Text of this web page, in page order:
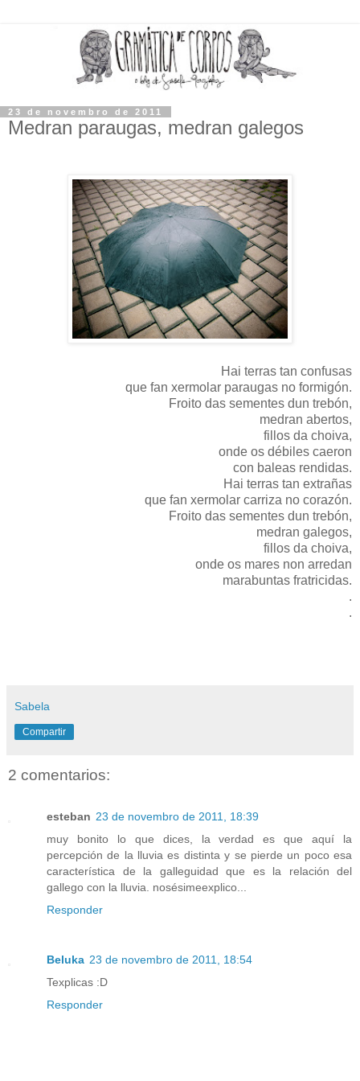
23 de novembro de 2011
Medran paraugas, medran galegos
Hai terras tan confusas
que fan xermolar paraugas no formigón.
Froito das sementes dun trebón,
medran abertos,
fillos da choiva,
onde os débiles caeron
con baleas rendidas.
Hai terras tan extrañas
que fan xermolar carriza no corazón.
Froito das sementes dun trebón,
medran galegos,
fillos da choiva,
onde os mares non arredan
marabuntas fratricidas.
.
.
Sabela
Compartir
2 comentarios:
esteban 23 de novembro de 2011, 18:39
muy bonito lo que dices, la verdad es que aquí la
percepción de la lluvia es distinta y se pierde un poco esa
característica de la galleguidad que es la relación del
gallego con la lluvia. nosésimeexplico...
Responder
Beluka 23 de novembro de 2011, 18:54
Texplicas :D
Responder